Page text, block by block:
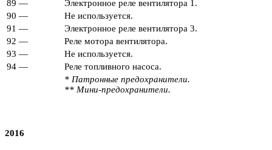
89 —
Электронное реле вентилятора 1.
90 —
Не используется.
91 —
Электронное реле вентилятора 3.
92 —
Реле мотора вентилятора.
93 —
Не используется.
94 —
Реле топливного насоса.
* Патронные предохранители.
** Мини-предохранители.
2016